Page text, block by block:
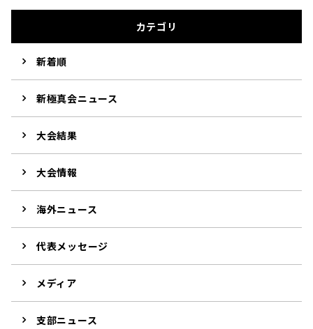
カテゴリ
新着順
新極真会ニュース
大会結果
大会情報
海外ニュース
代表メッセージ
メディア
支部ニュース